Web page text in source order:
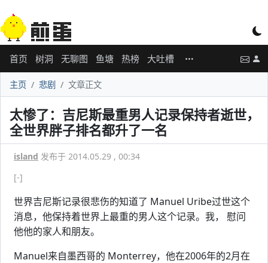
首页 树洞 无聊图 鱼塘 热榜 大吐槽
主页 悲剧 文章正文
太惨了：吉尼斯最重男人记录保持者逝世，
全世界胖子排名都升了一名
island 发布于 2014.05.29 , 00:34
[-]
世界吉尼斯记录很悲伤的知道了 Manuel Uribe过世这个
消息，他保持着世界上最重的男人这个记录。我， 慰问
他他的家人和朋友。
Manuel来自墨西哥的 Monterrey，他在2006年的2月在